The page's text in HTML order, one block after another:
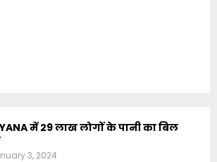
में 29 लाख लोगों के पानी का बिल
3, 2024